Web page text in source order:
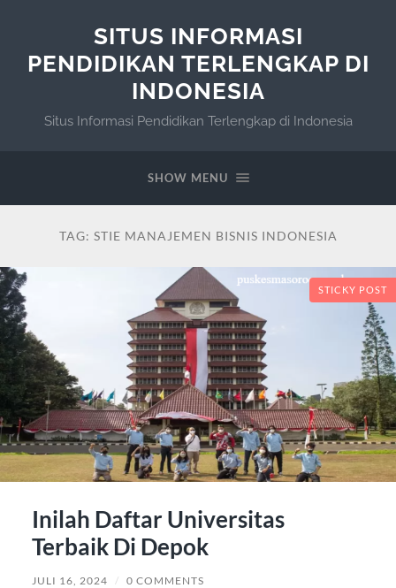
SITUS INFORMASI
PENDIDIKAN TERLENGKAP DI
INDONESIA
Situs Informasi Pendidikan Terlengkap di Indonesia
SHOW MENU
TAG: STIE MANAJEMEN BISNIS INDONESIA
STICKY POST
Inilah Daftar Universitas
Terbaik Di Depok
JULI 16, 2024 / 0 COMMENTS